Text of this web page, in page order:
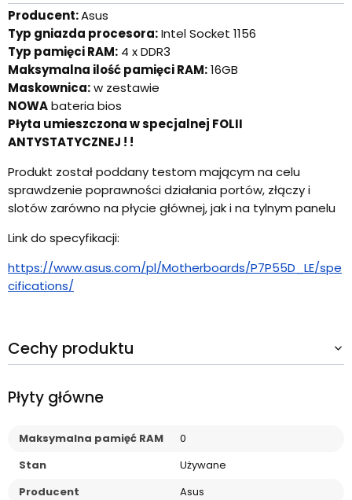
Producent:Asus
Typ gniazda procesora:Intel Socket 1156
Typ pamięci RAM: 4 x DDR3
Maksymalna ilość pamięci RAM:16GB
Maskownica:w zestawie
NOWAbateria bios
Płyta umieszczona w specjalnej FOLII
ANTYSTATYCZNEJ ! !
Produkt został poddany testom mającym na celu
sprawdzenie poprawności działania portów, złączy i
slotów zarówno na płycie głównej, jak i na tylnym panelu
Link do specyfikacji:
https://www.asus.com/pl/Motherboards/P7P55D_LE/spe
cifications/
Cechy produktu
Płyty główne
Maksymalna pamięć RAM
0
Stan
Używane
Producent
Asus